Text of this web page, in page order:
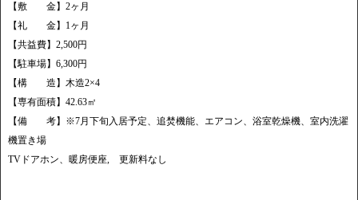
【敷 金】2ヶ月
【礼 金】1ヶ月
【共益費】2,500円
【駐車場】6,300円
【構 造】木造2×4
【専有面積】42.63㎡
【備 考】※7月下旬入居予定、追焚機能、エアコン、浴室乾燥機、室内洗濯
機置き場
TVドアホン、暖房便座, 更新料なし